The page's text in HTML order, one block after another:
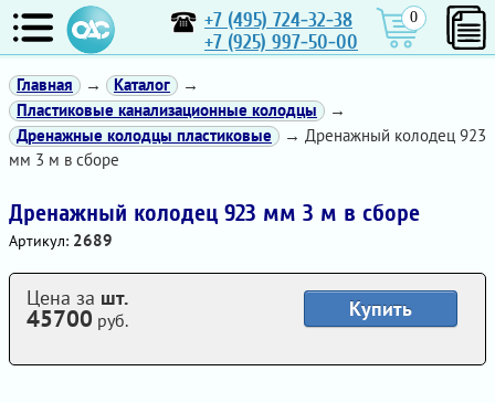
+7 (495) 724-32-38
+7 (925) 997-50-00
0
Главная → Каталог
→
Пластиковые канализационные колодцы
→
Дренажные колодцы пластиковые
→ Дренажный колодец 923
мм 3 м в сборе
Дренажный колодец 923 мм 3 м в сборе
Артикул: 2689
Купить
Цена за шт.
45700 руб.